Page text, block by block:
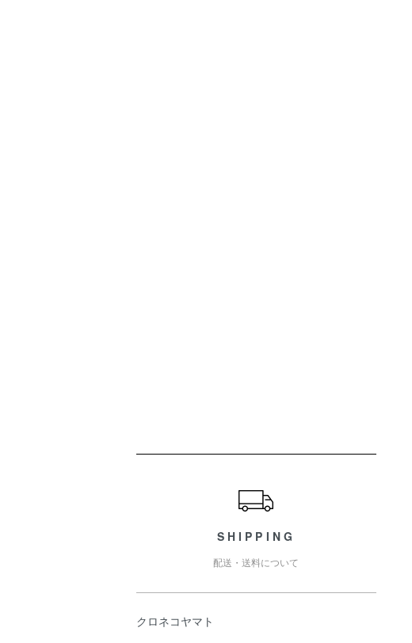
SHIPPING
配送・送料について
クロネコヤマト